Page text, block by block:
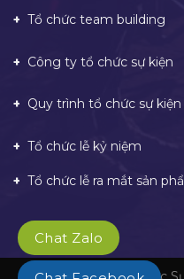
Tổ chức team building
Công ty tổ chức sự kiện
Quy trình tổ chức sự kiện
Tổ chức lễ kỷ niệm
Tổ chức lễ ra mắt sản
Chat Zalo